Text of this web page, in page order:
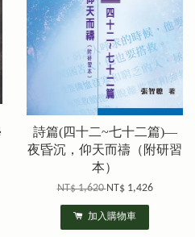
詩篇(四十二~七十二篇)—
夜昏沉，仰天而禱（附研習
本）
NT$ 1,620NT$ 1,426
加入購物車